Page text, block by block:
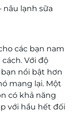
nâu lạnh sữa
các bạn nam
Với độ
nổi bật hơn
mang lại. Một
có khả năng
với hầu hết đối